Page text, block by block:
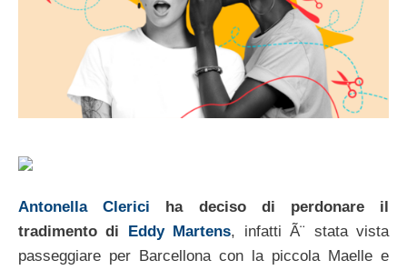
Antonella Clerici ha deciso di perdonare il
tradimento di Eddy Martens, infatti Ã¨ stata vista
passeggiare per Barcellona con la piccola Maelle e